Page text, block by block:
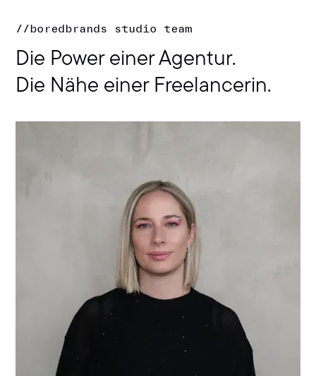
Die Power einer Agentur.
Die Nähe einer Freelancerin.
//boredbrands studio team